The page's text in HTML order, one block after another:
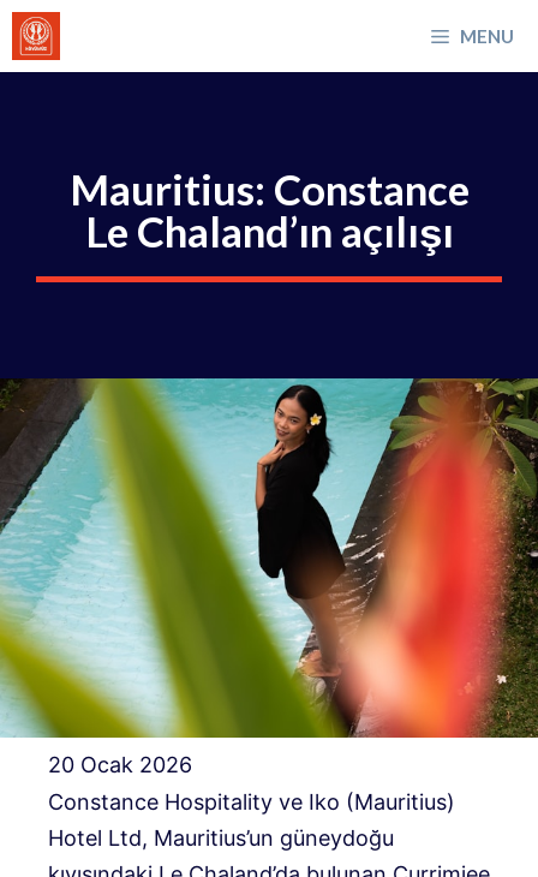
İçeriğe
atla
MENU
Mauritius: Constance
Le Chaland’ın açılışı
20 Ocak 2026
Constance Hospitality ve Iko (Mauritius)
Hotel Ltd, Mauritius’un güneydoğu